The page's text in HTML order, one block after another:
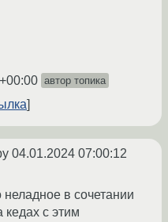
автор топика
04.01.2024 07:00:12
в сочетании
с этим